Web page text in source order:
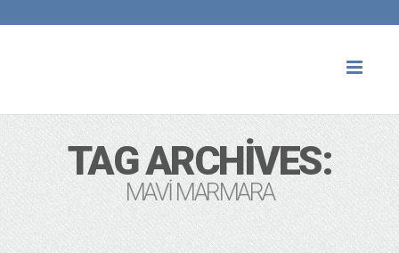
TAG ARCHIVES:
MAVI MARMARA